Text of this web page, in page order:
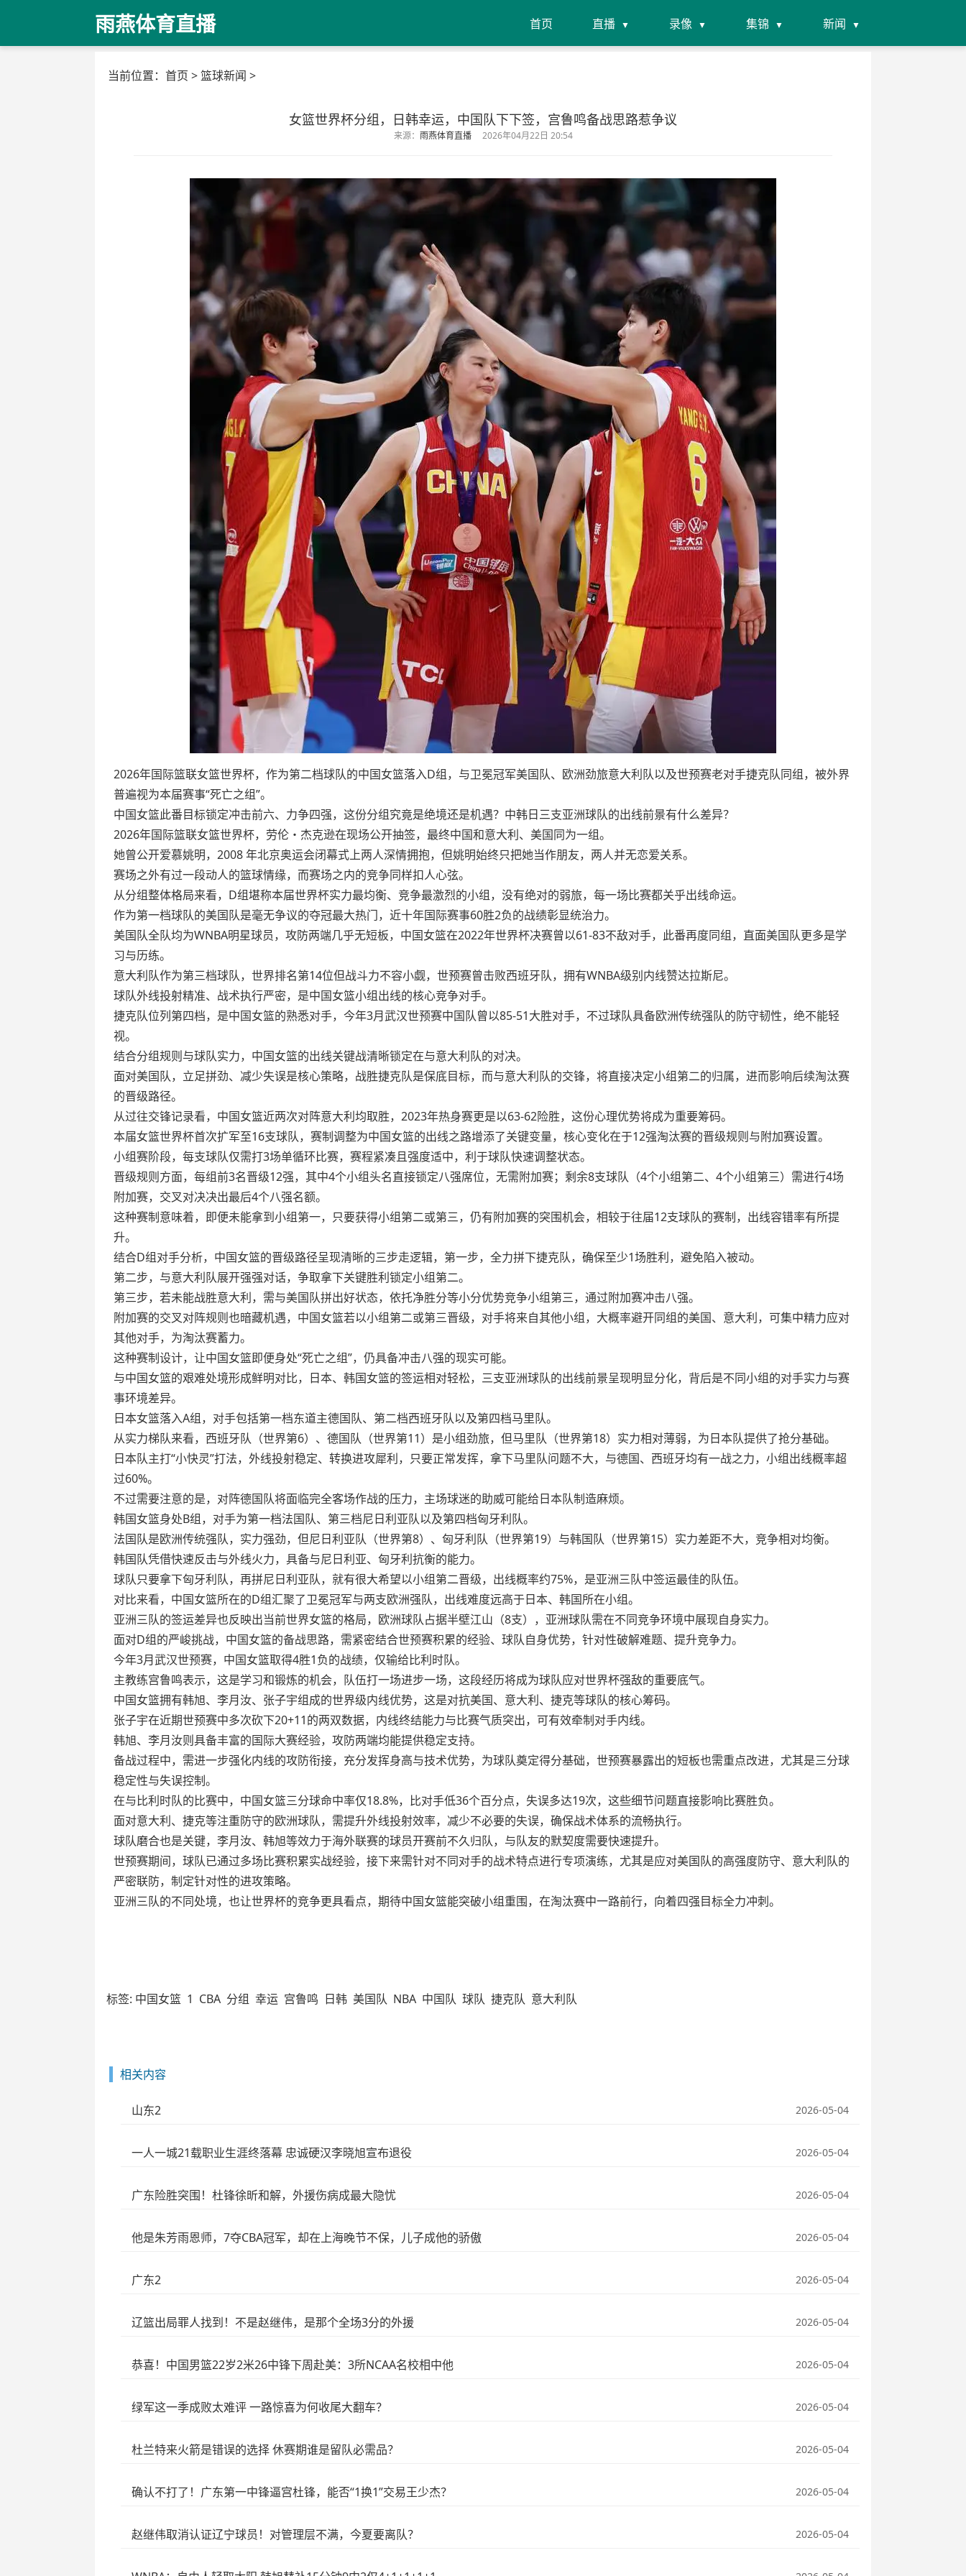
雨燕体育直播 首页 直播 录像 集锦 新闻
当前位置： 首页 >篮球新闻 >
女篮世界杯分组，日韩幸运，中国队下下签，宫鲁鸣备战思路惹争议
来源： 雨燕体育直播 2026年04月22日 20:54
2026年国际篮联女篮世界杯，作为第二档球队的中国女篮落入D组，与卫冕冠军美国队、欧洲劲旅意大利队以及世预赛老对手捷克队同组，被外界
普遍视为本届赛事“死亡之组”。
中国女篮此番目标锁定冲击前六、力争四强，这份分组究竟是绝境还是机遇？中韩日三支亚洲球队的出线前景有什么差异？
2026年国际篮联女篮世界杯，劳伦・杰克逊在现场公开抽签，最终中国和意大利、美国同为一组。
她曾公开爱慕姚明，2008 年北京奥运会闭幕式上两人深情拥抱，但姚明始终只把她当作朋友，两人并无恋爱关系。
赛场之外有过一段动人的篮球情缘，而赛场之内的竞争同样扣人心弦。
从分组整体格局来看，D组堪称本届世界杯实力最均衡、竞争最激烈的小组，没有绝对的弱旅，每一场比赛都关乎出线命运。
作为第一档球队的美国队是毫无争议的夺冠最大热门，近十年国际赛事60胜2负的战绩彰显统治力。
美国队全队均为WNBA明星球员，攻防两端几乎无短板，中国女篮在2022年世界杯决赛曾以61-83不敌对手，此番再度同组，直面美国队更多是学
习与历练。
意大利队作为第三档球队，世界排名第14位但战斗力不容小觑，世预赛曾击败西班牙队，拥有WNBA级别内线赞达拉斯尼。
球队外线投射精准、战术执行严密，是中国女篮小组出线的核心竞争对手。
捷克队位列第四档，是中国女篮的熟悉对手，今年3月武汉世预赛中国队曾以85-51大胜对手，不过球队具备欧洲传统强队的防守韧性，绝不能轻
视。
结合分组规则与球队实力，中国女篮的出线关键战清晰锁定在与意大利队的对决。
面对美国队，立足拼劲、减少失误是核心策略，战胜捷克队是保底目标，而与意大利队的交锋，将直接决定小组第二的归属，进而影响后续淘汰赛
的晋级路径。
从过往交锋记录看，中国女篮近两次对阵意大利均取胜，2023年热身赛更是以63-62险胜，这份心理优势将成为重要筹码。
本届女篮世界杯首次扩军至16支球队，赛制调整为中国女篮的出线之路增添了关键变量，核心变化在于12强淘汰赛的晋级规则与附加赛设置。
小组赛阶段，每支球队仅需打3场单循环比赛，赛程紧凑且强度适中，利于球队快速调整状态。
晋级规则方面，每组前3名晋级12强，其中4个小组头名直接锁定八强席位，无需附加赛；剩余8支球队（4个小组第二、4个小组第三）需进行4场
附加赛，交叉对决决出最后4个八强名额。
这种赛制意味着，即便未能拿到小组第一，只要获得小组第二或第三，仍有附加赛的突围机会，相较于往届12支球队的赛制，出线容错率有所提
升。
结合D组对手分析，中国女篮的晋级路径呈现清晰的三步走逻辑，第一步，全力拼下捷克队，确保至少1场胜利，避免陷入被动。
第二步，与意大利队展开强强对话，争取拿下关键胜利锁定小组第二。
第三步，若未能战胜意大利，需与美国队拼出好状态，依托净胜分等小分优势竞争小组第三，通过附加赛冲击八强。
附加赛的交叉对阵规则也暗藏机遇，中国女篮若以小组第二或第三晋级，对手将来自其他小组，大概率避开同组的美国、意大利，可集中精力应对
其他对手，为淘汰赛蓄力。
这种赛制设计，让中国女篮即便身处“死亡之组”，仍具备冲击八强的现实可能。
与中国女篮的艰难处境形成鲜明对比，日本、韩国女篮的签运相对轻松，三支亚洲球队的出线前景呈现明显分化，背后是不同小组的对手实力与赛
事环境差异。
日本女篮落入A组，对手包括第一档东道主德国队、第二档西班牙队以及第四档马里队。
从实力梯队来看，西班牙队（世界第6）、德国队（世界第11）是小组劲旅，但马里队（世界第18）实力相对薄弱，为日本队提供了抢分基础。
日本队主打“小快灵”打法，外线投射稳定、转换进攻犀利，只要正常发挥，拿下马里队问题不大，与德国、西班牙均有一战之力，小组出线概率超
过60%。
不过需要注意的是，对阵德国队将面临完全客场作战的压力，主场球迷的助威可能给日本队制造麻烦。
韩国女篮身处B组，对手为第一档法国队、第三档尼日利亚队以及第四档匈牙利队。
法国队是欧洲传统强队，实力强劲，但尼日利亚队（世界第8）、匈牙利队（世界第19）与韩国队（世界第15）实力差距不大，竞争相对均衡。
韩国队凭借快速反击与外线火力，具备与尼日利亚、匈牙利抗衡的能力。
球队只要拿下匈牙利队，再拼尼日利亚队，就有很大希望以小组第二晋级，出线概率约75%，是亚洲三队中签运最佳的队伍。
对比来看，中国女篮所在的D组汇聚了卫冕冠军与两支欧洲强队，出线难度远高于日本、韩国所在小组。
亚洲三队的签运差异也反映出当前世界女篮的格局，欧洲球队占据半壁江山（8支），亚洲球队需在不同竞争环境中展现自身实力。
面对D组的严峻挑战，中国女篮的备战思路，需紧密结合世预赛积累的经验、球队自身优势，针对性破解难题、提升竞争力。
今年3月武汉世预赛，中国女篮取得4胜1负的战绩，仅输给比利时队。
主教练宫鲁鸣表示，这是学习和锻炼的机会，队伍打一场进步一场，这段经历将成为球队应对世界杯强敌的重要底气。
中国女篮拥有韩旭、李月汝、张子宇组成的世界级内线优势，这是对抗美国、意大利、捷克等球队的核心筹码。
张子宇在近期世预赛中多次砍下20+11的两双数据，内线终结能力与比赛气质突出，可有效牵制对手内线。
韩旭、李月汝则具备丰富的国际大赛经验，攻防两端均能提供稳定支持。
备战过程中，需进一步强化内线的攻防衔接，充分发挥身高与技术优势，为球队奠定得分基础，世预赛暴露出的短板也需重点改进，尤其是三分球
稳定性与失误控制。
在与比利时队的比赛中，中国女篮三分球命中率仅18.8%，比对手低36个百分点，失误多达19次，这些细节问题直接影响比赛胜负。
面对意大利、捷克等注重防守的欧洲球队，需提升外线投射效率，减少不必要的失误，确保战术体系的流畅执行。
球队磨合也是关键，李月汝、韩旭等效力于海外联赛的球员开赛前不久归队，与队友的默契度需要快速提升。
世预赛期间，球队已通过多场比赛积累实战经验，接下来需针对不同对手的战术特点进行专项演练，尤其是应对美国队的高强度防守、意大利队的
严密联防，制定针对性的进攻策略。
亚洲三队的不同处境，也让世界杯的竞争更具看点，期待中国女篮能突破小组重围，在淘汰赛中一路前行，向着四强目标全力冲刺。
标签: 中国女篮 1 CBA 分组 幸运 宫鲁鸣 日韩 美国队 NBA 中国队 球队 捷克队 意大利队
相关内容
山东2 2026-05-04
一人一城21载职业生涯终落幕 忠诚硬汉李晓旭宣布退役 2026-05-04
广东险胜突围！杜锋徐昕和解，外援伤病成最大隐忧 2026-05-04
他是朱芳雨恩师，7夺CBA冠军，却在上海晚节不保，儿子成他的骄傲 2026-05-04
广东2 2026-05-04
辽篮出局罪人找到！不是赵继伟，是那个全场3分的外援 2026-05-04
恭喜！中国男篮22岁2米26中锋下周赴美：3所NCAA名校相中他 2026-05-04
绿军这一季成败太难评 一路惊喜为何收尾大翻车？ 2026-05-04
杜兰特来火箭是错误的选择 休赛期谁是留队必需品？ 2026-05-04
确认不打了！广东第一中锋逼宫杜锋，能否“1换1”交易王少杰？ 2026-05-04
赵继伟取消认证辽宁球员！对管理层不满，今夏要离队？ 2026-05-04